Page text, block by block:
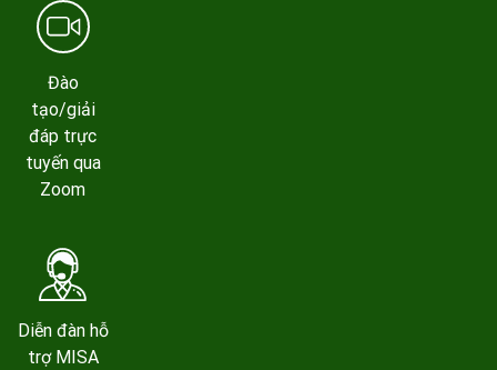
Đào
tạo/giải
đáp trực
tuyến qua
Zoom
Diễn đàn hỗ
trợ MISA